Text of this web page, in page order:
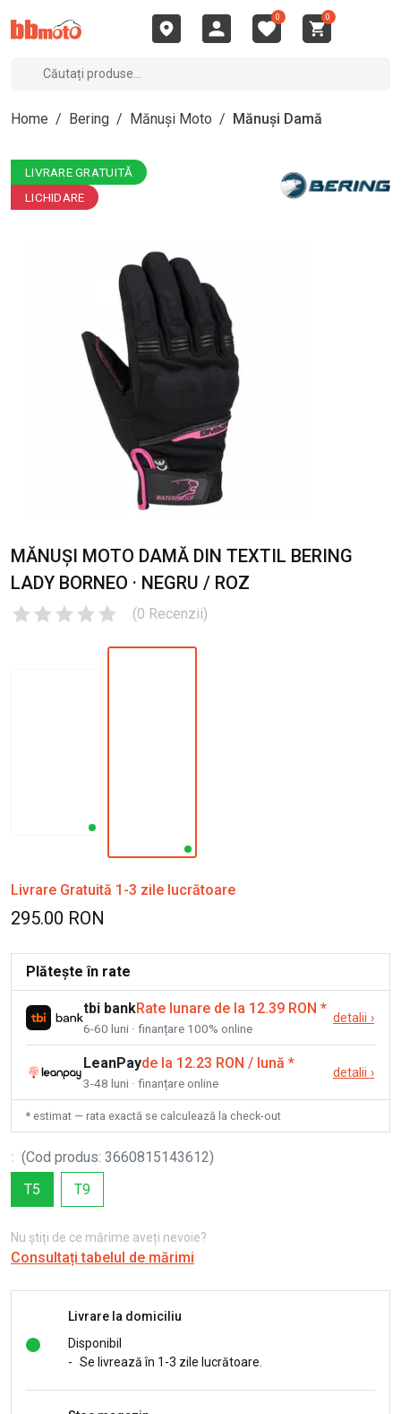
0 0
Home / Bering / Mănuși Moto / Mănuși Damă
LIVRARE GRATUITĂ
LICHIDARE
MĂNUȘI MOTO DAMĂ DIN TEXTIL BERING
LADY BORNEO · NEGRU / ROZ
(0 Recenzii)
Livrare Gratuită 1-3 zile lucrătoare
295.00 RON
Plătește în rate
tbi bankRate lunare de la 12.39 RON *
6-60 luni · finanțare 100% online
detalii ›
LeanPayde la 12.23 RON / lună *
3-48 luni · finanțare online
detalii ›
* estimat — rata exactă se calculează la check-out
: (Cod produs: 3660815143612)
T5
T9
Nu știți de ce mărime aveți nevoie?
Consultați tabelul de mărimi
Livrare la domiciliu
Disponibil
- Se livrează în 1-3 zile lucrătoare.